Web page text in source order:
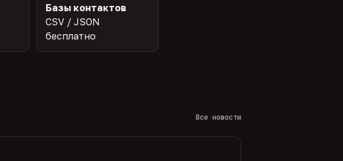
Базы контактов
CSV / JSON
бесплатно
Все новости